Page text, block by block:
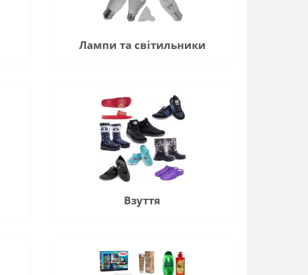
Лампи та світильники
Взуття